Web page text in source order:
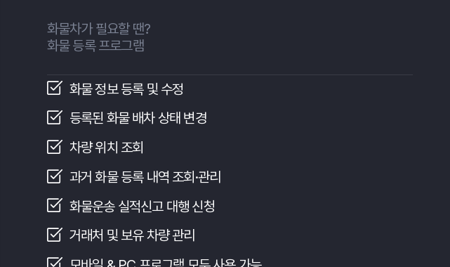
화물차가 필요할 땐?
화물 등록 프로그램
화물 정보 등록 및 수정
등록된 화물 배차 상태 변경
차량 위치 조회
과거 화물 등록 내역 조회·관리
화물운송 실적신고 대행 신청
거래처 및 보유 차량 관리